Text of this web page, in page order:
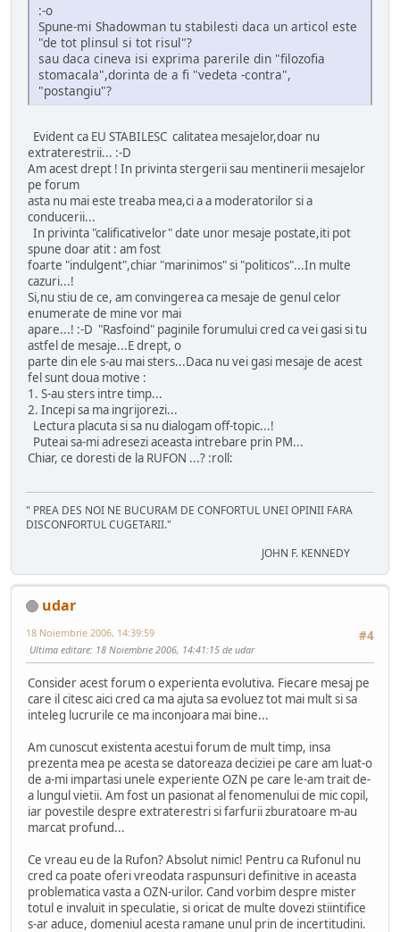
:-o
Spune-mi Shadowman tu stabilesti daca un articol este
"de tot plinsul si tot risul"?
sau daca cineva isi exprima parerile din "filozofia
stomacala",dorinta de a fi "vedeta -contra",
"postangiu"?
Evident ca EU STABILESC calitatea mesajelor,doar nu
extraterestrii... :-D
Am acest drept ! In privinta stergerii sau mentinerii mesajelor
pe forum
asta nu mai este treaba mea,ci a a moderatorilor si a
conducerii...
In privinta "calificativelor" date unor mesaje postate,iti pot
spune doar atit : am fost
foarte "indulgent",chiar "marinimos" si "politicos"...In multe
cazuri...!
Si,nu stiu de ce, am convingerea ca mesaje de genul celor
enumerate de mine vor mai
apare...! :-D "Rasfoind" paginile forumului cred ca vei gasi si tu
astfel de mesaje...E drept, o
parte din ele s-au mai sters...Daca nu vei gasi mesaje de acest
fel sunt doua motive :
1. S-au sters intre timp...
2. Incepi sa ma ingrijorezi...
Lectura placuta si sa nu dialogam off-topic...!
Puteai sa-mi adresezi aceasta intrebare prin PM...
Chiar, ce doresti de la RUFON ...? :roll:
" PREA DES NOI NE BUCURAM DE CONFORTUL UNEI OPINII FARA
DISCONFORTUL CUGETARII."
JOHN F. KENNEDY
udar
#4
18 Noiembrie 2006, 14:39:59
Ultima editare: 18 Noiembrie 2006, 14:41:15 de udar
Consider acest forum o experienta evolutiva. Fiecare mesaj pe
care il citesc aici cred ca ma ajuta sa evoluez tot mai mult si sa
inteleg lucrurile ce ma inconjoara mai bine...
Am cunoscut existenta acestui forum de mult timp, insa
prezenta mea pe acesta se datoreaza deciziei pe care am luat-o
de a-mi impartasi unele experiente OZN pe care le-am trait de-
a lungul vietii. Am fost un pasionat al fenomenului de mic copil,
iar povestile despre extraterestri si farfurii zburatoare m-au
marcat profund...
Ce vreau eu de la Rufon? Absolut nimic! Pentru ca Rufonul nu
cred ca poate oferi vreodata raspunsuri definitive in aceasta
problematica vasta a OZN-urilor. Cand vorbim despre mister
totul e invaluit in speculatie, si oricat de multe dovezi stiintifice
s-ar aduce, domeniul acesta ramane unul prin de incertitudini.